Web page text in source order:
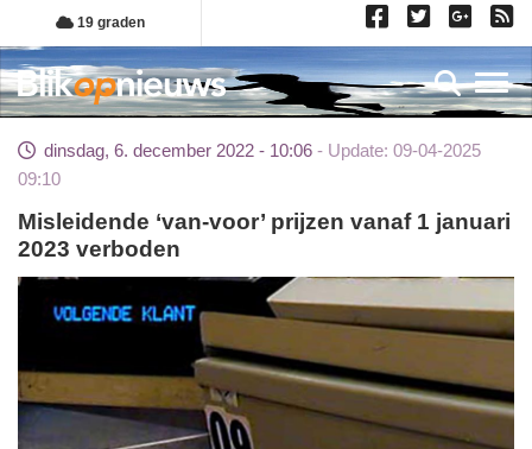
Overslaan
en
naar
de
gaan
19 graden
dinsdag, 6. december 2022 - 10:06
Update: 09-04-2025
09:10
Misleidende ‘van-voor’ prijzen vanaf 1 januari
2023 verboden